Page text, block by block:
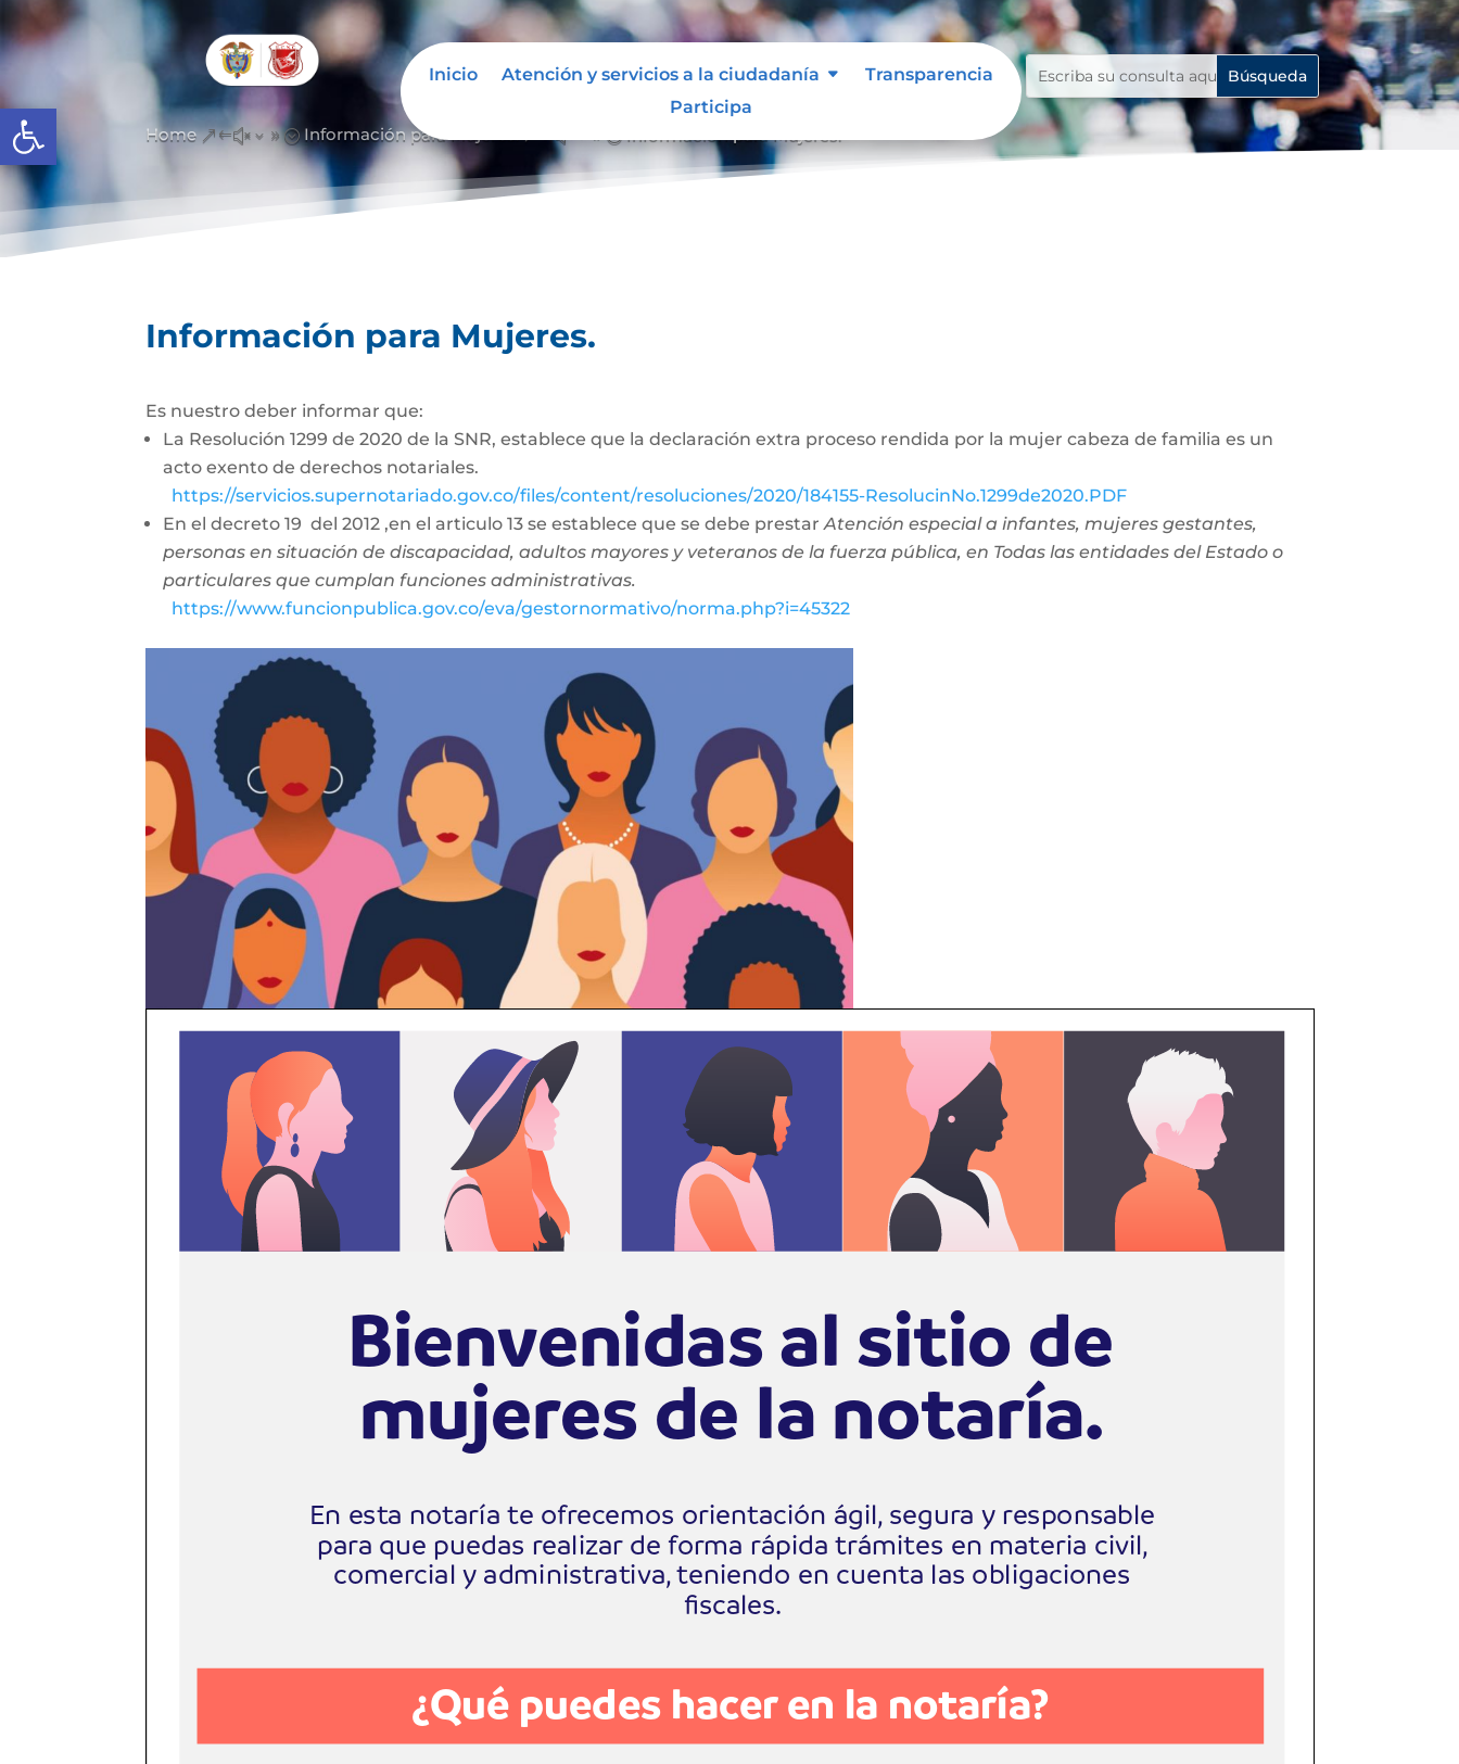
Abrir barra de herramientas
Inicio Atención y servicios a la ciudadanía
Transparencia
Participa
Home &#x39; Información para Mujeres.
Información para Mujeres.
Es nuestro deber informar que:
La Resolución 1299 de 2020 de la SNR, establece que la declaración extra proceso rendida por la mujer cabeza de familia es un
acto exento de derechos notariales.
https://servicios.supernotariado.gov.co/files/content/resoluciones/2020/184155-ResolucinNo.1299de2020.PDF
En el decreto 19 del 2012 ,en el articulo 13 se establece que se debe prestarAtención especial a infantes, mujeres gestantes,
personas en situación de discapacidad, adultos mayores y veteranos de la fuerza pública, en Todas las entidades del Estado o
particulares que cumplan funciones administrativas.
https://www.funcionpublica.gov.co/eva/gestornormativo/norma.php?i=45322